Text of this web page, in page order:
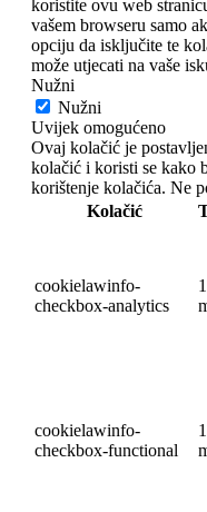
koristite ovu web
vašem browseru samo
opciju da isključite te
može utjecati na vaše
Nužni
Nužni
Uvijek omogućeno
Ovaj kolačić je
kolačić i koristi se kako
korištenje kolačića. Ne
Kolačić
cookielawinfo-
checkbox-analytics
cookielawinfo-
checkbox-functional